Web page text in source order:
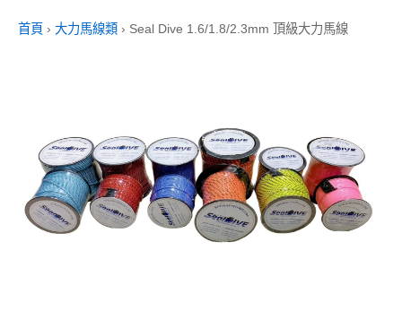
首頁 › 大力馬線類 › Seal Dive 1.6/1.8/2.3mm 頂級大力馬線